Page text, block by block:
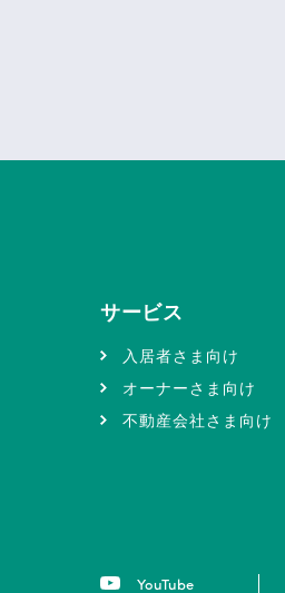
サービス
入居者さま向け
オーナーさま向け
不動産会社さま向け
YouTube